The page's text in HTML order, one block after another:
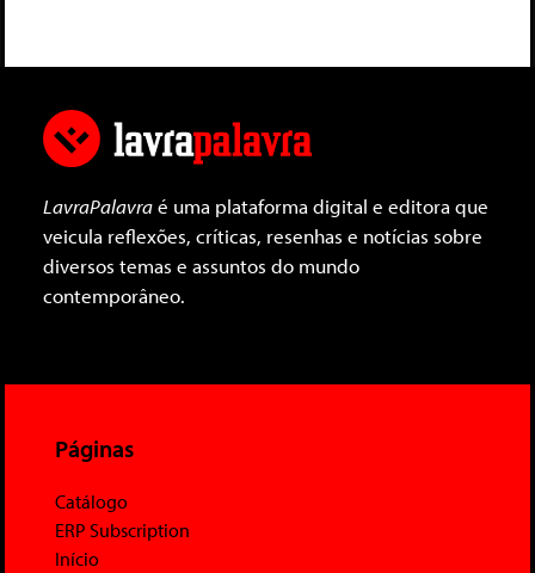
LavraPalavraé uma plataforma digital e editora que
veicula reflexões, críticas, resenhas e notícias sobre
diversos temas e assuntos do mundo
contemporâneo.
Páginas
Catálogo
ERP Subscription
Início